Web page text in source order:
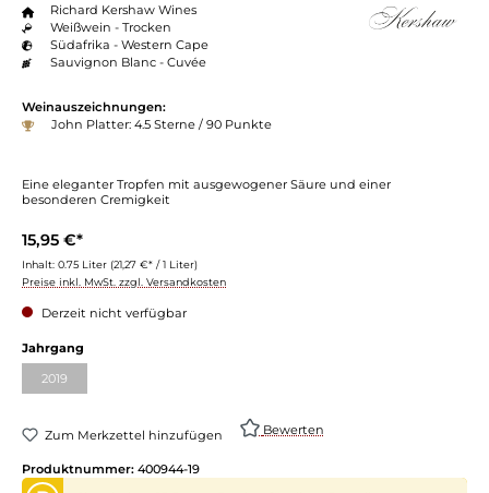
Richard Kershaw Wines
Weißwein - Trocken
Südafrika - Western Cape
Sauvignon Blanc - Cuvée
Weinauszeichnungen:
John Platter: 4.5 Sterne / 90 Punkte
Eine eleganter Tropfen mit ausgewogener Säure und einer
besonderen Cremigkeit
15,95 €*
Inhalt: 0.75 Liter (21,27 €* / 1 Liter)
Preise inkl. MwSt. zzgl. Versandkosten
Derzeit nicht verfügbar
Jahrgang
2019
Zum Merkzettel hinzufügen Bewerten
Produktnummer: 400944-19